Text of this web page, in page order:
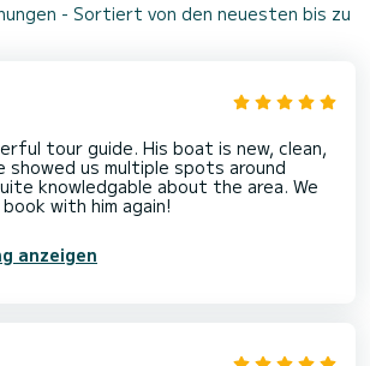
- Sortiert von den neuesten bis zu
tour guide. His boat is new, clean,
showed us multiple spots around
knowledgable about the area. We
with him again!
anzeigen